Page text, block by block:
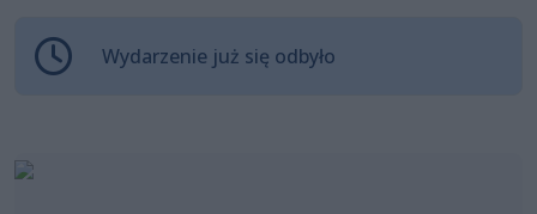
Wydarzenie już się odbyło